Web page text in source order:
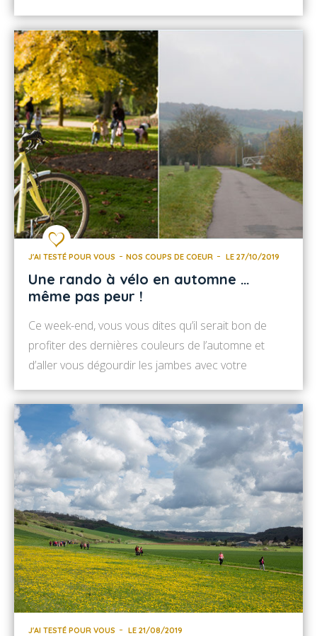
Protection du Milieu Aquatique) de Villeneuve-sur-
Yonne, sur la base de loisirs des étangs. Pendant
plus de 2 heures, ils nous ont expliqué la
réglementation de […]
J'AI TESTÉ POUR VOUS NOS COUPS DE COEUR LE 27/10/2019
Une rando à vélo en automne …
même pas peur !
Ce week-end, vous vous dites qu’il serait bon de
profiter des dernières couleurs de l’automne et
d’aller vous dégourdir les jambes avec votre
circuit de 26km « Le long de l’Yonne ». Sécurisée,
propre et riche en découvertes, c’est ma rando vélo
préférée qui conviendra […]
J'AI TESTÉ POUR VOUS LE 21/08/2019